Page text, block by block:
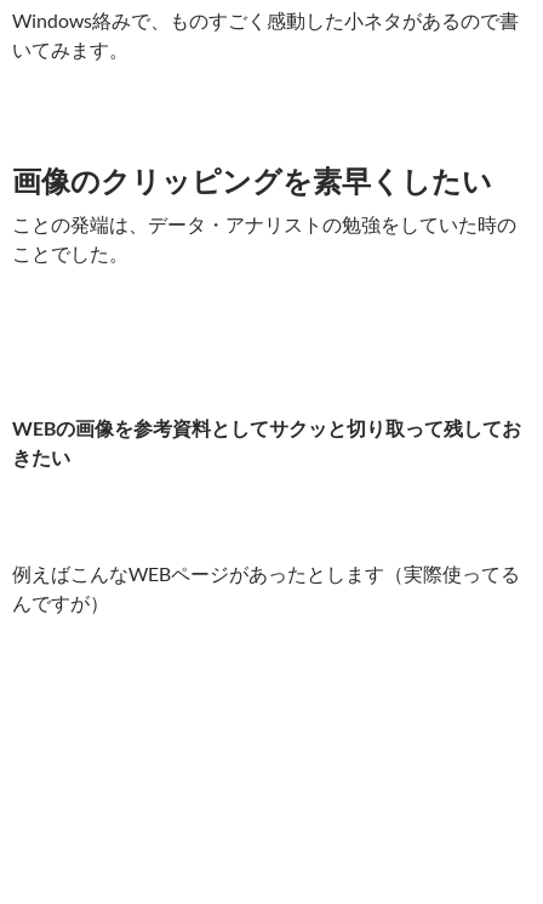
Windows絡みで、ものすごく感動した小ネタがあるので書
いてみます。
画像のクリッピングを素早くしたい
ことの発端は、データ・アナリストの勉強をしていた時の
ことでした。
WEBの画像を参考資料としてサクッと切り取って残してお
きたい
例えばこんなWEBページがあったとします（実際使ってる
んですが）